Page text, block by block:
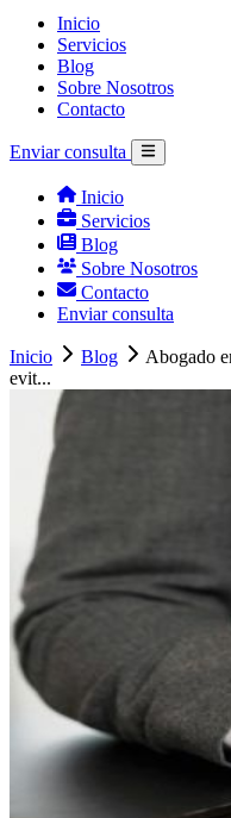
Inicio
Servicios
Blog
Sobre Nosotros
Contacto
Enviar consulta
Inicio
Servicios
Blog
Sobre Nosotros
Contacto
Enviar consulta
Inicio Blog
Abogado
evit...